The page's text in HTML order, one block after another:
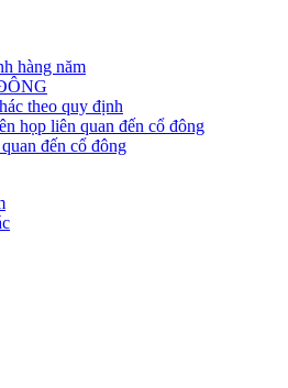
hàng năm
theo quy định
họp liên quan đến cổ đông
đến cổ đông